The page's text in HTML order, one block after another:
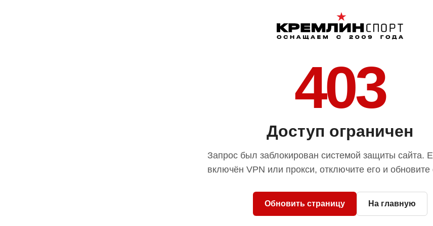
403
Доступ ограничен
Запрос был заблокирован системой защиты сайта.
включён VPN или прокси, отключите его и обновите
Обновить страницу На главную